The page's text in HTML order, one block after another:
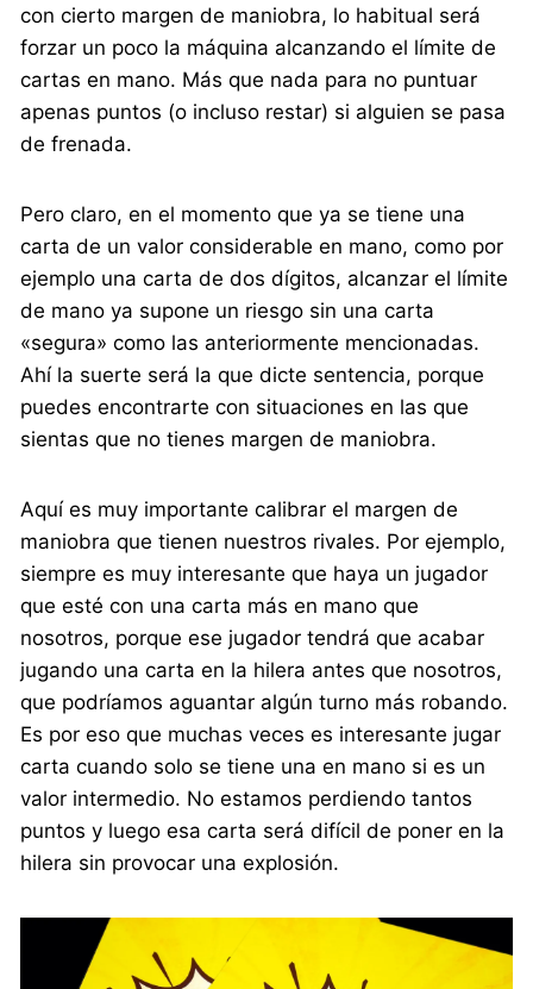
con cierto margen de maniobra, lo habitual será
forzar un poco la máquina alcanzando el límite de
cartas en mano. Más que nada para no puntuar
apenas puntos (o incluso restar) si alguien se pasa
de frenada.
Pero claro, en el momento que ya se tiene una
carta de un valor considerable en mano, como por
ejemplo una carta de dos dígitos, alcanzar el límite
de mano ya supone un riesgo sin una carta
«segura» como las anteriormente mencionadas.
Ahí la suerte será la que dicte sentencia, porque
puedes encontrarte con situaciones en las que
sientas que no tienes margen de maniobra.
Aquí es muy importante calibrar el margen de
maniobra que tienen nuestros rivales. Por ejemplo,
siempre es muy interesante que haya un jugador
que esté con una carta más en mano que
nosotros, porque ese jugador tendrá que acabar
jugando una carta en la hilera antes que nosotros,
que podríamos aguantar algún turno más robando.
Es por eso que muchas veces es interesante jugar
carta cuando solo se tiene una en mano si es un
valor intermedio. No estamos perdiendo tantos
puntos y luego esa carta será difícil de poner en la
hilera sin provocar una explosión.